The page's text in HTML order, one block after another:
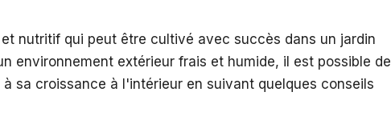
nutritif qui peut être cultivé avec succès dans un jardin
environnement extérieur frais et humide, il est possible de
sa croissance à l'intérieur en suivant quelques conseils